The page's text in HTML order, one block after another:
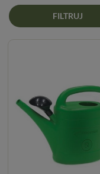
FILTRUJ